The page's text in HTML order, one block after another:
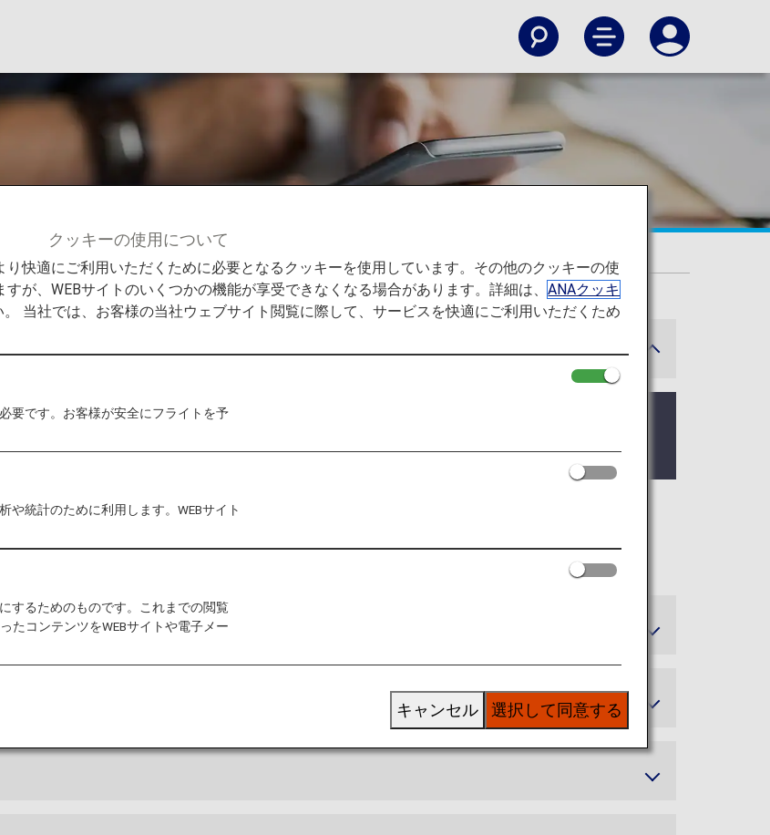
サービス プレミアムメンバー特典 優先予約
ドのサービスリニューアルを実施いたします。
制度変更をご確認ください。
約をご利用いただけます。
クッキーの使用について
快適にご利用いただくために必要となるクッキーを使用しています。その他のクッキーの使
が、WEBサイトのいくつかの機能が享受できなくなる場合があります。詳細は、ANAクッキ
。 当社では、お客様の当社ウェブサイト閲覧に際して、サービスを快適にご利用いただくため
要です。お客様が安全にフライトを予
や統計のために利用します。WEBサイト
するためのものです。これまでの閲覧
たコンテンツをWEBサイトや電子メー
選択して同意する
キャンセル